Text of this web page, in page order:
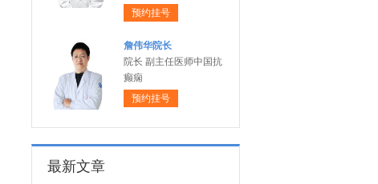
预约挂号
詹伟华院长
院长 副主任医师中国抗
癫痫
预约挂号
最新文章